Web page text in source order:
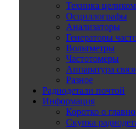
Техника целиком
Осциллографы
Анализаторы
Генераторы
Вольтметры
Частотомеры
Аппаратура
Разное
Радиодетали почтой
Информация
Коротко о
Скупка